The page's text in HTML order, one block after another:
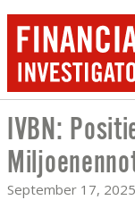
IVBN:
IVBN:
September 17, 2025